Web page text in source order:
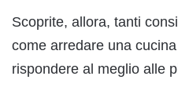
Scoprite, allora, tanti
come arredare una
rispondere al meglio alle